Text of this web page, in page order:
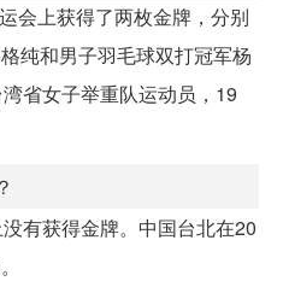
会上获得了两枚金牌，分别
纯和男子羽毛球双打冠军杨
省女子举重队运动员，19
有获得金牌。中国台北在20